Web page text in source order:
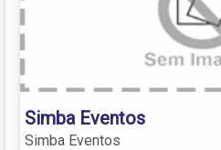
Simba Eventos
Simba Eventos